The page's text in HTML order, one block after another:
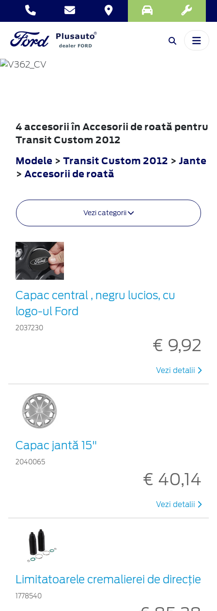
TRANSIT
CUSTOM
4 accesorii în Accesorii de roată pentru
Transit Custom 2012
Modele > Transit Custom 2012 > Jante
> Accesorii de roată
Vezi categorii
Capac central , negru lucios, cu
logo-ul Ford
2037230
€ 9,92
Vezi detalii
Capac jantă 15"
2040065
€ 40,14
Vezi detalii
Limitatoarele cremalierei de direcţie
1778540